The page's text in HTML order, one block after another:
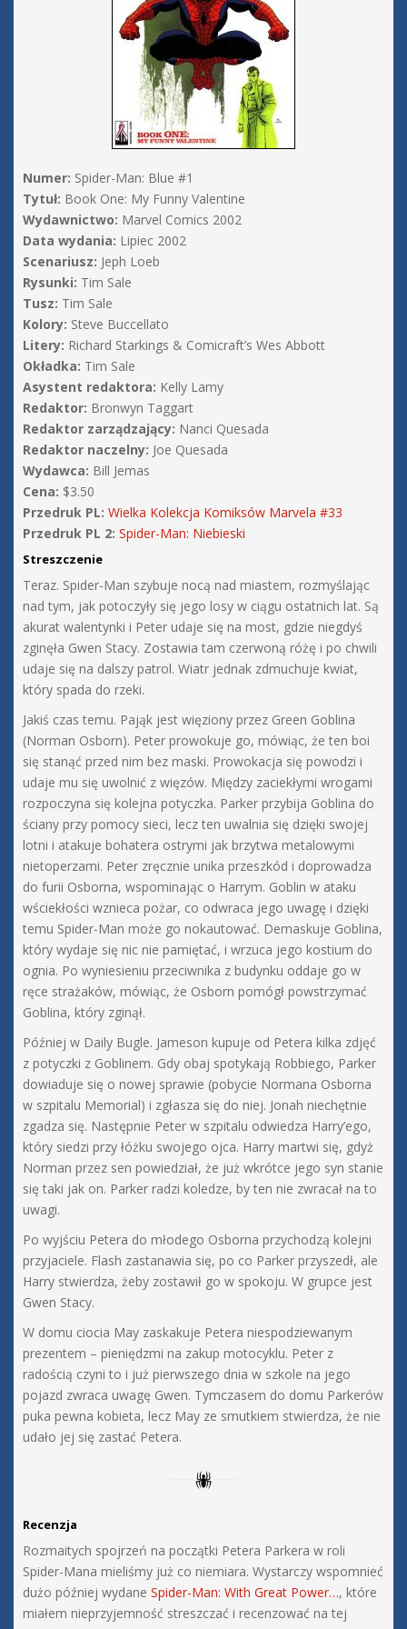
Numer: Spider-Man: Blue #1
Tytuł: Book One: My Funny Valentine
Wydawnictwo: Marvel Comics 2002
Data wydania: Lipiec 2002
Scenariusz: Jeph Loeb
Rysunki: Tim Sale
Tusz: Tim Sale
Kolory: Steve Buccellato
Litery: Richard Starkings & Comicraft’s Wes Abbott
Okładka: Tim Sale
Asystent redaktora: Kelly Lamy
Redaktor: Bronwyn Taggart
Redaktor zarządzający: Nanci Quesada
Redaktor naczelny: Joe Quesada
Wydawca: Bill Jemas
Cena: $3.50
Przedruk PL: Wielka Kolekcja Komiksów Marvela #33
Przedruk PL 2: Spider-Man: Niebieski
Streszczenie
Teraz. Spider-Man szybuje nocą nad miastem, rozmyślając
nad tym, jak potoczyły się jego losy w ciągu ostatnich lat. Są
akurat walentynki i Peter udaje się na most, gdzie niegdyś
zginęła Gwen Stacy. Zostawia tam czerwoną różę i po chwili
udaje się na dalszy patrol. Wiatr jednak zdmuchuje kwiat,
który spada do rzeki.
Jakiś czas temu. Pająk jest więziony przez Green Goblina
(Norman Osborn). Peter prowokuje go, mówiąc, że ten boi
się stanąć przed nim bez maski. Prowokacja się powodzi i
udaje mu się uwolnić z więzów. Między zaciekłymi wrogami
rozpoczyna się kolejna potyczka. Parker przybija Goblina do
ściany przy pomocy sieci, lecz ten uwalnia się dzięki swojej
lotni i atakuje bohatera ostrymi jak brzytwa metalowymi
nietoperzami. Peter zręcznie unika przeszkód i doprowadza
do furii Osborna, wspominając o Harrym. Goblin w ataku
wściekłości wznieca pożar, co odwraca jego uwagę i dzięki
temu Spider-Man może go nokautować. Demaskuje Goblina,
który wydaje się nic nie pamiętać, i wrzuca jego kostium do
ognia. Po wyniesieniu przeciwnika z budynku oddaje go w
ręce strażaków, mówiąc, że Osborn pomógł powstrzymać
Goblina, który zginął.
Później w Daily Bugle. Jameson kupuje od Petera kilka zdjęć
z potyczki z Goblinem. Gdy obaj spotykają Robbiego, Parker
dowiaduje się o nowej sprawie (pobycie Normana Osborna
w szpitalu Memorial) i zgłasza się do niej. Jonah niechętnie
zgadza się. Następnie Peter w szpitalu odwiedza Harry’ego,
który siedzi przy łóżku swojego ojca. Harry martwi się, gdyż
Norman przez sen powiedział, że już wkrótce jego syn stanie
się taki jak on. Parker radzi koledze, by ten nie zwracał na to
uwagi.
Po wyjściu Petera do młodego Osborna przychodzą kolejni
przyjaciele. Flash zastanawia się, po co Parker przyszedł, ale
Harry stwierdza, żeby zostawił go w spokoju. W grupce jest
Gwen Stacy.
W domu ciocia May zaskakuje Petera niespodziewanym
prezentem – pieniędzmi na zakup motocyklu. Peter z
radością czyni to i już pierwszego dnia w szkole na jego
pojazd zwraca uwagę Gwen. Tymczasem do domu Parkerów
puka pewna kobieta, lecz May ze smutkiem stwierdza, że nie
udało jej się zastać Petera.
Recenzja
Rozmaitych spojrzeń na początki Petera Parkera w roli
Spider-Mana mieliśmy już co niemiara. Wystarczy wspomnieć
dużo później wydane Spider-Man: With Great Power…, które
miałem nieprzyjemność streszczać i recenzować na tej